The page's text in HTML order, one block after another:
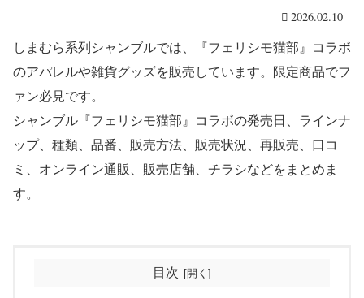
2026.02.10
しまむら系列シャンブルでは、『フェリシモ猫部』コラボ
のアパレルや雑貨グッズを販売しています。限定商品でフ
ァン必見です。
シャンブル『フェリシモ猫部』コラボの発売日、ラインナ
ップ、種類、品番、販売方法、販売状況、再販売、口コ
ミ、オンライン通販、販売店舗、チラシなどをまとめま
す。
目次